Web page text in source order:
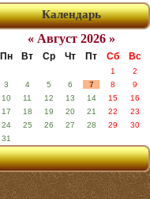
Календарь
« Август 2026 »
Пн Вт Ср Чт Пт Сб Вс
1
2
3
4 5 6 7 8
9
10
11 12 13 14 15
16
17
18 19 20 21 22
23
24
25 26 27 28 29
30
31